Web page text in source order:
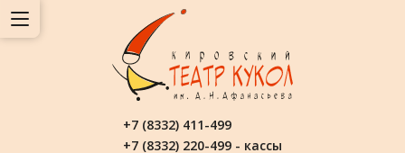
+7 (8332) 411-499
+7 (8332) 220-499 - кассы